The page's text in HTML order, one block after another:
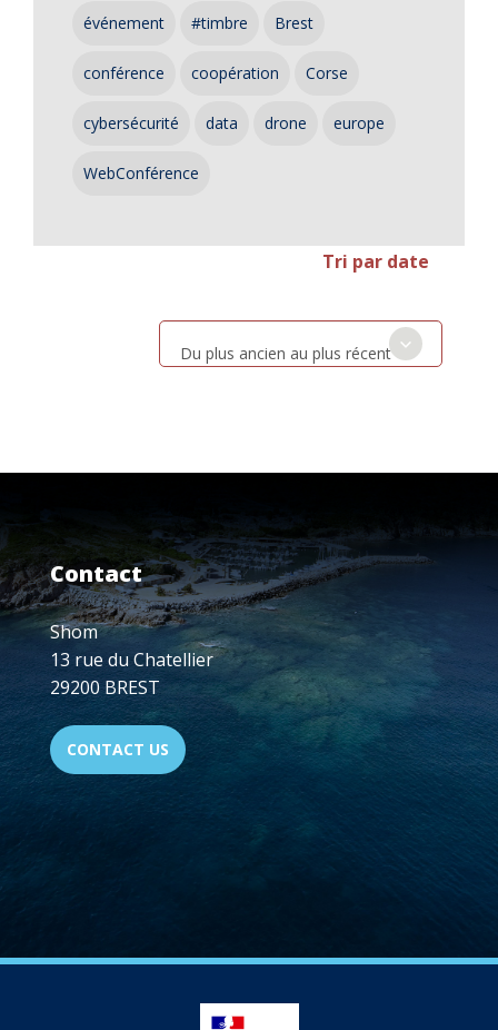
événement #timbre Brest
conférence coopération Corse
cybersécurité data drone europe
WebConférence
Tri par date
Du plus ancien au plus récent
Contact
Shom
13 rue du Chatellier
29200 BREST
CONTACT US